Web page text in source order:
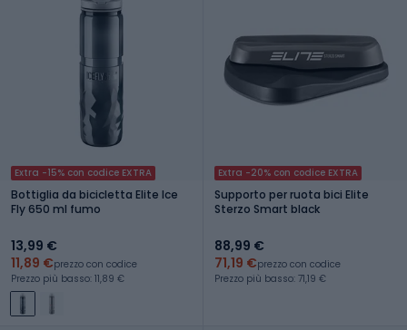
Extra -15% con codice EXTRA
Bottiglia da bicicletta Elite Ice
Fly 650 ml fumo
13,99 €
11,89 €prezzo con codice
Prezzo più basso: 11,89 €
Extra -20% con codice EXTRA
Supporto per ruota bici Elite
Sterzo Smart black
88,99 €
71,19 €prezzo con codice
Prezzo più basso: 71,19 €